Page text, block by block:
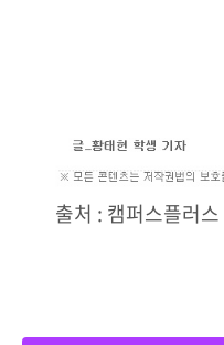
출처 : 캠퍼스플러스